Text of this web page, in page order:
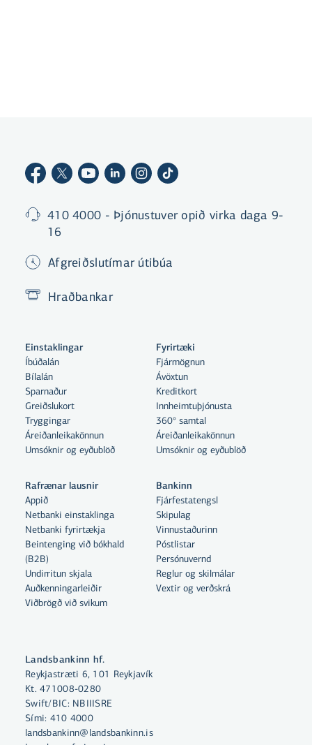
Með því að smella á „Leyfa allar“
410 4000 - Þjónustuver opið virka daga 9-
16
Afgreiðslutímar útibúa
Hraðbankar
Landsbankinn hf.
Reykjastræti 6, 101 Reykjavík
Kt. 471008-0280
Swift/BIC: NBIIISRE
Sími: 410 4000
landsbankinn@landsbankinn.is
Einstaklingar
Íbúðalán
Bílalán
Sparnaður
Greiðslukort
Tryggingar
Áreiðanleikakönnun
Umsóknir og eyðublöð
Fyrirtæki
Fjármögnun
Ávöxtun
Kreditkort
Innheimtuþjónusta
360° samtal
Áreiðanleikakönnun
Umsóknir og eyðublöð
Rafrænar lausnir
Appið
Netbanki einstaklinga
Netbanki fyrirtækja
Beintenging við bókhald
(B2B)
Undirritun skjala
Auðkenningarleiðir
Viðbrögð við svikum
Bankinn
Fjárfestatengsl
Skipulag
Vinnustaðurinn
Póstlistar
Persónuvernd
Reglur og skilmálar
Vextir og verðskrá